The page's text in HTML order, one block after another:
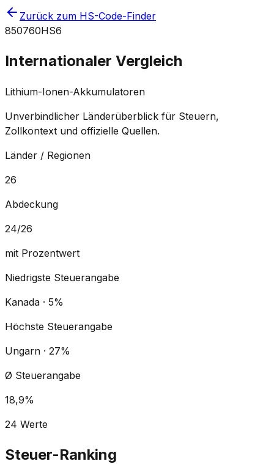
Zurück zum HS-Code-Finder
850760HS6
Internationaler Vergleich
Lithium-Ionen-Akkumulatoren
Unverbindlicher Länderüberblick für Steuern,
Zollkontext und offizielle Quellen.
Länder / Regionen
26
Abdeckung
24/26
mit Prozentwert
Niedrigste Steuerangabe
Kanada · 5%
Höchste Steuerangabe
Ungarn · 27%
Ø Steuerangabe
18,9%
24 Werte
Steuer-Ranking